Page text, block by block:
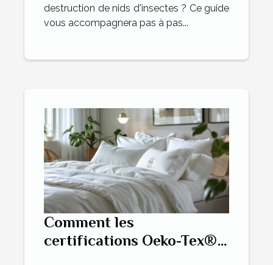
destruction de nids d'insectes ? Ce guide
vous accompagnera pas à pas...
Comment les
certifications Oeko-Tex®